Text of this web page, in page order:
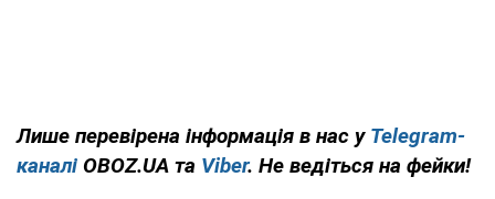
Лише перевірена інформація в нас у Telegram-
каналі OBOZ.UA та Viber. Не ведіться на фейки!